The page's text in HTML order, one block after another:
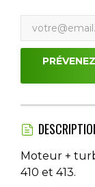
Moteur +
410 et 413.